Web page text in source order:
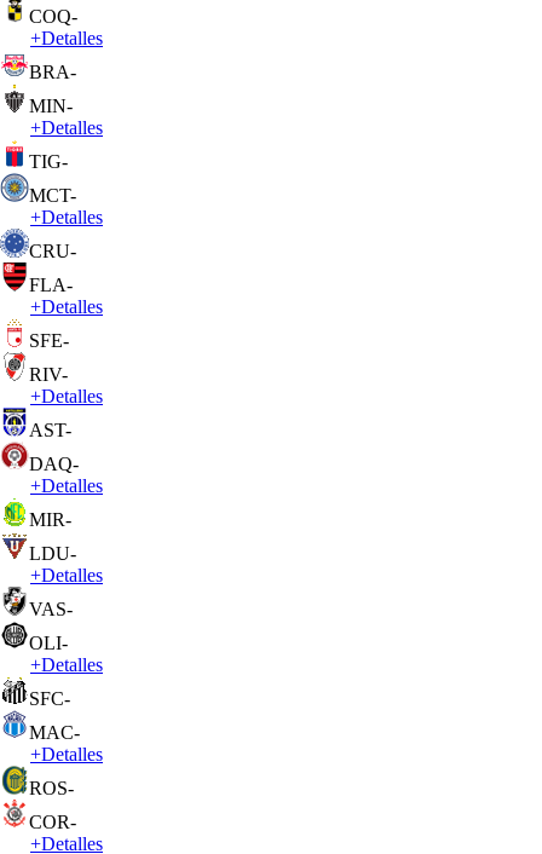
COQ-
+Detalles
BRA-
MIN-
+Detalles
TIG-
MCT-
+Detalles
CRU-
FLA-
+Detalles
SFE-
RIV-
+Detalles
AST-
DAQ-
+Detalles
MIR-
LDU-
+Detalles
VAS-
OLI-
+Detalles
SFC-
MAC-
+Detalles
ROS-
COR-
+Detalles